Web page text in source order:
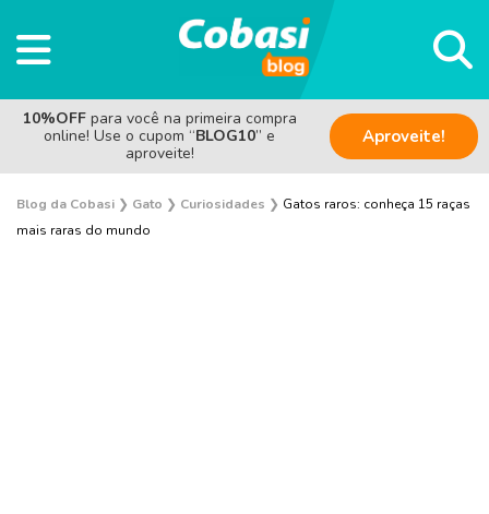
10%OFF para você na primeira compra
online! Use o cupom “BLOG10” e
aproveite!
Aproveite!
Blog da Cobasi ❯ Gato ❯ Curiosidades ❯ Gatos raros: conheça 15 raças
mais raras do mundo